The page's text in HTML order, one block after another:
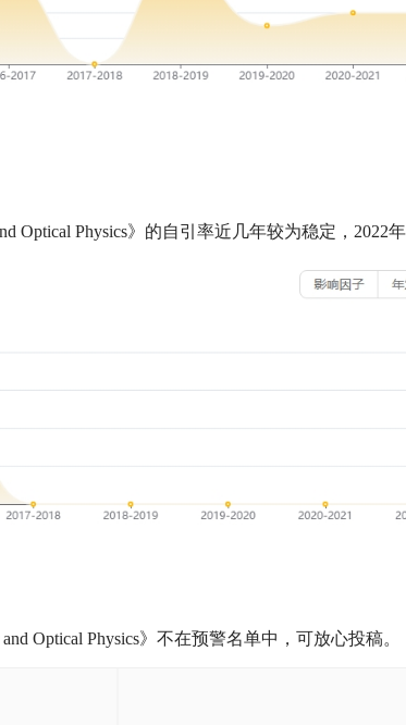
Optical Physics》的自引率近几年较为稳定，2022
and Optical Physics》不在预警名单中，可放心投稿。